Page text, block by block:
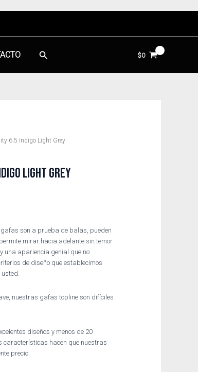
Buscar $0
6.5 Indigo Light Grey
LIGHT GREY
son a prueba de balas, pueden
mirar hacia adelante sin temor
una apariencia genial que no
de diseño que establecimos
nuestras gafas topline son difíciles
diseños y menos de 20
hacen que nuestras
precio.